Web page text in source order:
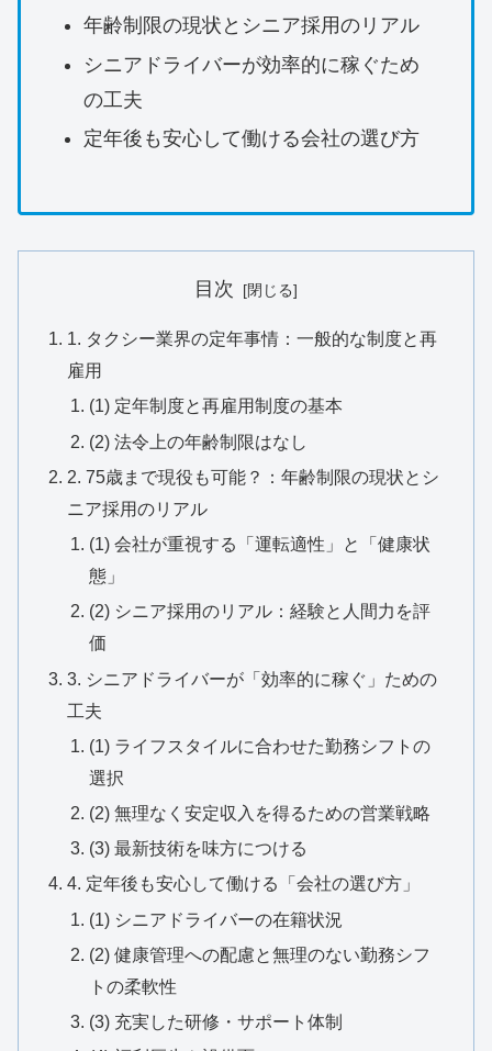
年齢制限の現状とシニア採用のリアル
シニアドライバーが効率的に稼ぐため
の工夫
定年後も安心して働ける会社の選び方
目次
1. タクシー業界の定年事情：一般的な制度と再
雇用
(1) 定年制度と再雇用制度の基本
(2) 法令上の年齢制限はなし
2. 75歳まで現役も可能？：年齢制限の現状とシ
ニア採用のリアル
(1) 会社が重視する「運転適性」と「健康状
態」
(2) シニア採用のリアル：経験と人間力を評
価
3. シニアドライバーが「効率的に稼ぐ」ための
工夫
(1) ライフスタイルに合わせた勤務シフトの
選択
(2) 無理なく安定収入を得るための営業戦略
(3) 最新技術を味方につける
4. 定年後も安心して働ける「会社の選び方」
(1) シニアドライバーの在籍状況
(2) 健康管理への配慮と無理のない勤務シフ
トの柔軟性
(3) 充実した研修・サポート体制